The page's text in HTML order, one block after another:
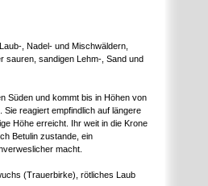
, Nadel- und Mischwäldern,
sauren, sandigen Lehm-, Sand und
Süden und kommt bis in Höhen von
reagiert empfindlich auf längere
Höhe erreicht. Ihr weit in die Krone
Betulin zustande, ein
macht.
(Trauerbirke), rötliches Laub